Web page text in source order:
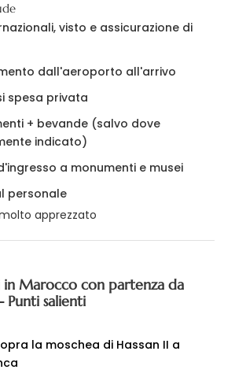
visto e assicurazione di
dall'aeroporto all'arrivo
spesa privata
+ bevande (salvo dove
indicato)
a monumenti e musei
personale
apprezzato
Marocco con partenza da
Punti salienti
la moschea di Hassan II a